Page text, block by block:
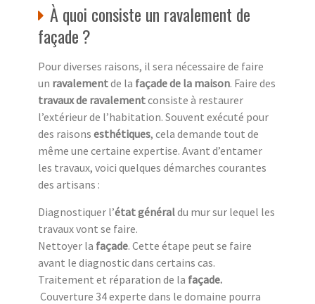
À quoi consiste un ravalement de
façade ?
Pour diverses raisons, il sera nécessaire de faire
un ravalementde la façade de la maison. Faire des
travaux de ravalementconsiste à restaurer
l’extérieur de l’habitation. Souvent exécuté pour
des raisons esthétiques, cela demande tout de
même une certaine expertise. Avant d’entamer
les travaux, voici quelques démarches courantes
des artisans :
Diagnostiquer l’état généraldu mur sur lequel les
travaux vont se faire.
Nettoyer la façade. Cette étape peut se faire
avant le diagnostic dans certains cas.
Traitement et réparation de la façade.
Couverture 34 experte dans le domaine pourra